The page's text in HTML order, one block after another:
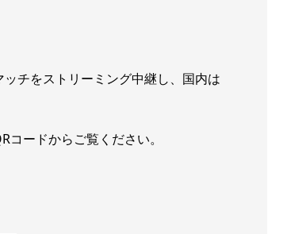
チをストリーミング中継し、国内は
コードからご覧ください。